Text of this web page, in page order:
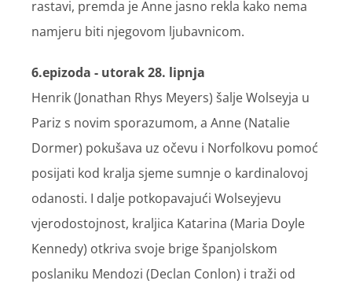
rastavi, premda je Anne jasno rekla kako nema
namjeru biti njegovom ljubavnicom.
6.epizoda - utorak 28. lipnja
Henrik (Jonathan Rhys Meyers) šalje Wolseyja u
Pariz s novim sporazumom, a Anne (Natalie
Dormer) pokušava uz očevu i Norfolkovu pomoć
posijati kod kralja sjeme sumnje o kardinalovoj
odanosti. I dalje potkopavajući Wolseyjevu
vjerodostojnost, kraljica Katarina (Maria Doyle
Kennedy) otkriva svoje brige španjolskom
poslaniku Mendozi (Declan Conlon) i traži od